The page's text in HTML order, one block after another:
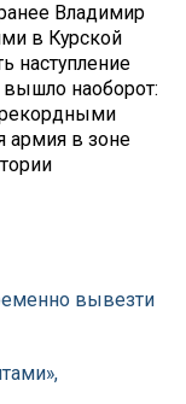
Владимир
в Курской
наступление
наоборот:
армия в зоне
вывезти